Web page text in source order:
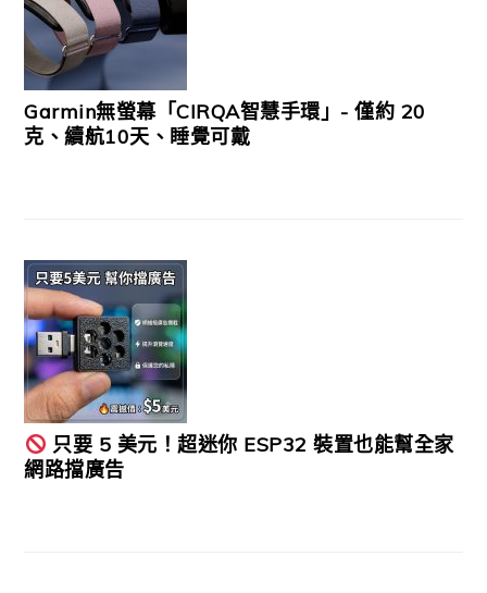
Garmin無螢幕「CIRQA智慧手環」- 僅約 20
克、續航10天、睡覺可戴
只要 5 美元！超迷你 ESP32 裝置也能幫全家
網路擋廣告